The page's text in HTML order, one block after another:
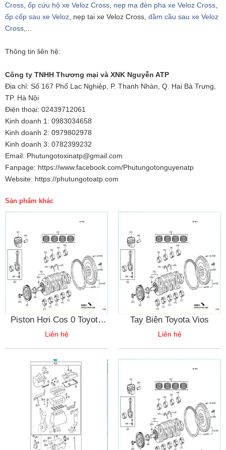
Cross ốp cứu hộ xe Veloz Cross nẹp mạ đèn pha xe Veloz Cross
ốp cốp sau xe Veloz , nẹp tai xe Veloz Cross, dầm cầu sau xe Veloz
Cross
Thông tin liên hệ:
Công ty TNHH Thương mại và XNK Nguyễn ATP
Địa chỉ: Số 167 Phố Lạc Nghiệp, P. Thanh Nhàn, Q. Hai Bà Trưng,
TP. Hà Nội
Điện thoại: 02439712061
Kinh doanh 1: 0983034658
Kinh doanh 2: 0979802978
Kinh doanh 3: 0782399232
Email: Phutungotoxinatp@gmail.com
Fanpage: https://www.facebook.com/Phutungotonguyenatp
Website: https://phutungotoatp.com
Sản phẩm khác
Piston Hơi Cos 0 Toyota
Vios
Liên hệ
Tay Biên Toyota Vios
Liên hệ